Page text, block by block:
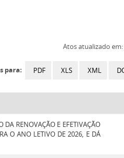
Atos atualizado
PDF XLS XML
DA RENOVAÇÃO E EFETIVAÇÃO
O ANO LETIVO DE 2026, E DÁ